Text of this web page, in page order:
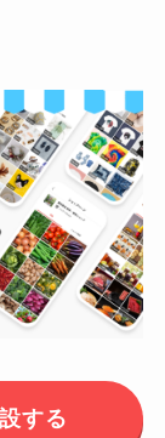
する